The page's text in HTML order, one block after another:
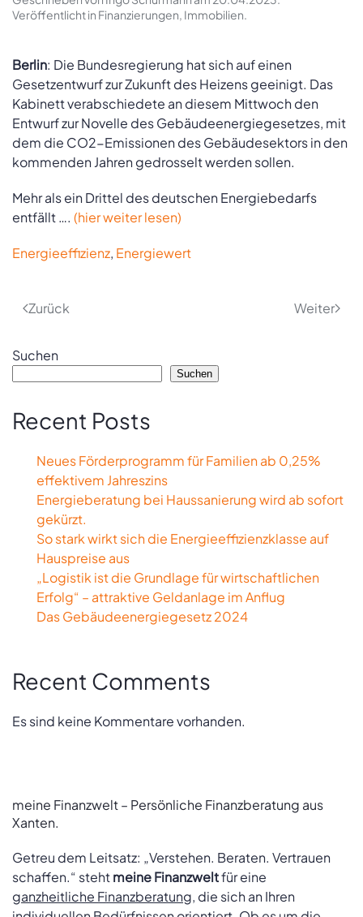
Veröffentlicht in Finanzierungen, Immobilien.
Berlin: Die Bundesregierung hat sich auf einen
Gesetzentwurf zur Zukunft des Heizens geeinigt. Das
Kabinett verabschiedete an diesem Mittwoch den
Entwurf zur Novelle des Gebäudeenergiegesetzes, mit
dem die CO2-Emissionen des Gebäudesektors in den
kommenden Jahren gedrosselt werden sollen.
Mehr als ein Drittel des deutschen Energiebedarfs
entfällt …. (hier weiter lesen)
Energieeffizienz, Energiewert
Zurück Weiter
Suchen
Suchen
Recent Posts
Neues Förderprogramm für Familien ab 0,25%
effektivem Jahreszins
Energieberatung bei Haussanierung wird ab sofort
gekürzt.
So stark wirkt sich die Energieeffizienzklasse auf
Hauspreise aus
„Logistik ist die Grundlage für wirtschaftlichen
Erfolg“ – attraktive Geldanlage im Anflug
Das Gebäudeenergiegesetz 2024
Recent Comments
Es sind keine Kommentare vorhanden.
meine Finanzwelt – Persönliche Finanzberatung aus
Xanten.
Getreu dem Leitsatz: „Verstehen. Beraten. Vertrauen
schaffen.“ stehtmeine Finanzweltfür eine
ganzheitliche Finanzberatung, die sich an Ihren